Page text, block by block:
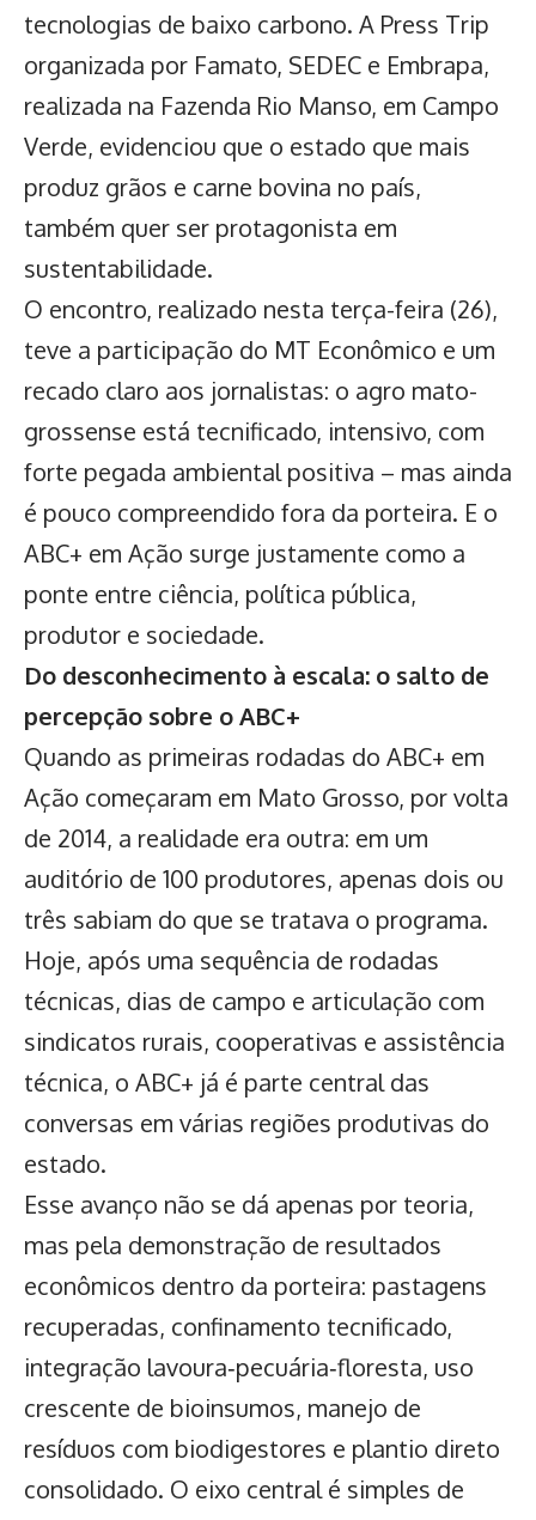
tecnologias de baixo carbono. A Press Trip
organizada por Famato, SEDEC e Embrapa,
realizada na Fazenda Rio Manso, em Campo
Verde, evidenciou que o estado que mais
produz grãos e carne bovina no país,
também quer ser protagonista em
sustentabilidade.
O encontro, realizado nesta terça-feira (26),
teve a participação do MT Econômico e um
recado claro aos jornalistas: o agro mato-
grossense está tecnificado, intensivo, com
forte pegada ambiental positiva – mas ainda
é pouco compreendido fora da porteira. E o
ABC+ em Ação surge justamente como a
ponte entre ciência, política pública,
produtor e sociedade.
Do desconhecimento à escala: o salto de
percepção sobre o ABC+
Quando as primeiras rodadas do ABC+ em
Ação começaram em Mato Grosso, por volta
de 2014, a realidade era outra: em um
auditório de 100 produtores, apenas dois ou
três sabiam do que se tratava o programa.
Hoje, após uma sequência de rodadas
técnicas, dias de campo e articulação com
sindicatos rurais, cooperativas e assistência
técnica, o ABC+ já é parte central das
conversas em várias regiões produtivas do
estado.
Esse avanço não se dá apenas por teoria,
mas pela demonstração de resultados
econômicos dentro da porteira: pastagens
recuperadas, confinamento tecnificado,
integração lavoura‑pecuária‑floresta, uso
crescente de bioinsumos, manejo de
resíduos com biodigestores e plantio direto
consolidado. O eixo central é simples de